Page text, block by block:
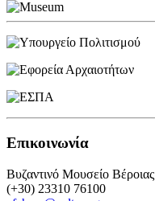
Επικοινωνία
Βυζαντινό Μουσείο Βέροιας
(+30) 23310 76100